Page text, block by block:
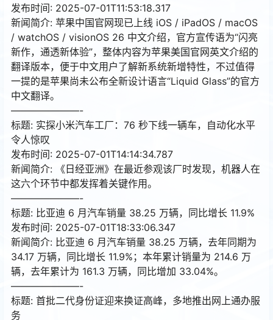
发布时间: 2025-07-01T11:53:18.317
新闻简介: 苹果中国官网现已上线 iOS / iPadOS / macOS
/ watchOS / visionOS 26 中文介绍，官方宣传语为“闪亮
新作，通透新体验”，整体内容为苹果美国官网英文介绍的
翻译版本，便于中文用户了解新系统新增特性，不过值得
一提的是苹果尚未公布全新设计语言“Liquid Glass”的官方
中文翻译。
———————-
标题: 实探小米汽车工厂：76 秒下线一辆车，自动化水平
令人惊叹
发布时间: 2025-07-01T14:14:34.787
新闻简介: 《日经亚洲》在最近参观该厂时发现，机器人在
这六个环节中都发挥着关键作用。
———————-
标题: 比亚迪 6 月汽车销量 38.25 万辆，同比增长 11.9%
发布时间: 2025-07-01T18:33:06.347
新闻简介: 比亚迪 6 月汽车销量 38.25 万辆，去年同期为
34.17 万辆，同比增长 11.9%；本年累计销量为 214.6 万
辆，去年累计为 161.3 万辆，同比增加 33.04%。
———————-
标题: 首批二代身份证迎来换证高峰，多地推出网上通办服
务